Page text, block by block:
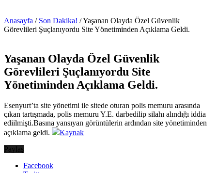
Anasayfa / Son Dakika! /Yaşanan Olayda Özel Güvenlik
Görevlileri Şuçlanıyordu Site Yönetiminden Açıklama Geldi.
Yaşanan Olayda Özel Güvenlik
Görevlileri Şuçlanıyordu Site
Yönetiminden Açıklama Geldi.
Esenyurt’ta site yönetimi ile sitede oturan polis memuru arasında
çıkan tartışmada, polis memuru Y.E. darbedilip silahı alındığı iddia
ediilmişti.Basına yansıyan görüntülerin ardından site yönetiminden
açıklama geldi.
Kaynak
Paylaş
Facebook